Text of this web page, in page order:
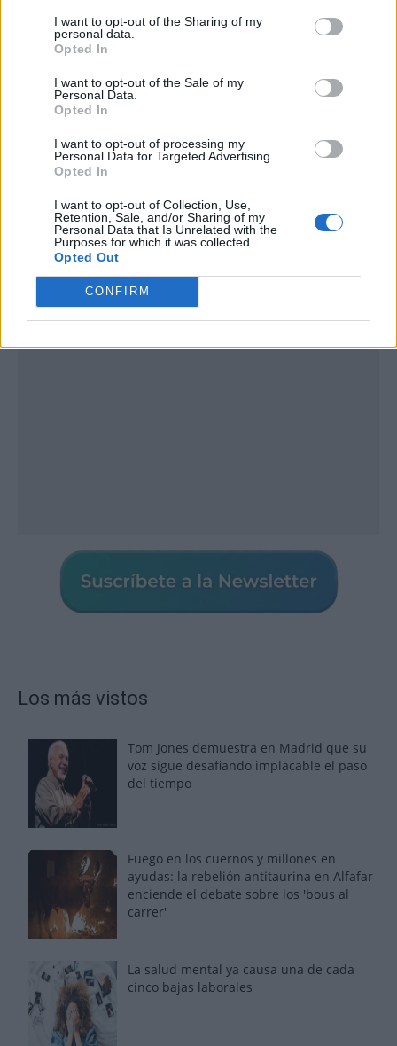
I want to opt-out of the Sharing of my
personal data.
Opted In
I want to opt-out of the Sale of my
Personal Data.
Opted In
I want to opt-out of processing my
Personal Data for Targeted Advertising.
Opted In
I want to opt-out of Collection, Use,
Retention, Sale, and/or Sharing of my
Personal Data that Is Unrelated with the
Purposes for which it was collected.
Opted Out
CONFIRM
Los más vistos
Tom Jones demuestra en Madrid que su
voz sigue desafiando implacable el paso
del tiempo
Fuego en los cuernos y millones en
ayudas: la rebelión antitaurina en Alfafar
enciende el debate sobre los 'bous al
carrer'
La salud mental ya causa una de cada
cinco bajas laborales